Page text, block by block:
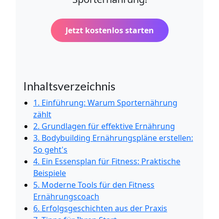
Jetzt kostenlos starten
Inhaltsverzeichnis
1. Einführung: Warum Sporternährung
zählt
2. Grundlagen für effektive Ernährung
3. Bodybuilding Ernährungspläne erstellen:
So geht's
4. Ein Essensplan für Fitness: Praktische
Beispiele
5. Moderne Tools für den Fitness
Ernährungscoach
6. Erfolgsgeschichten aus der Praxis